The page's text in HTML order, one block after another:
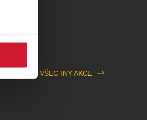
VŠECHNY AKCE